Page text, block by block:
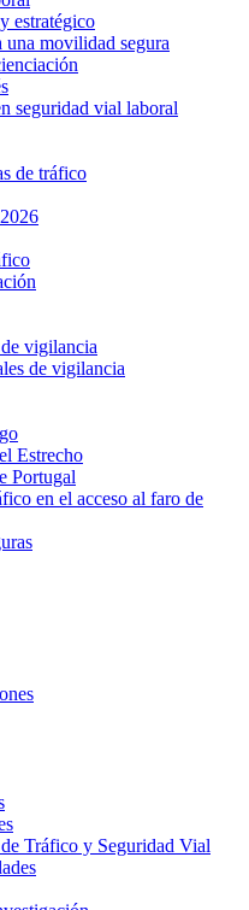
estratégico
una movilidad segura
seguridad vial laboral
de tráfico
vigilancia
de vigilancia
Estrecho
Portugal
en el acceso al faro de
Tráfico y Seguridad Vial